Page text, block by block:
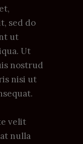
sed do
ut
Ut
nostrud
nisi ut
velit
nulla